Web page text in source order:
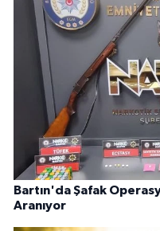
Bartın'da Şafak
Aranıyor